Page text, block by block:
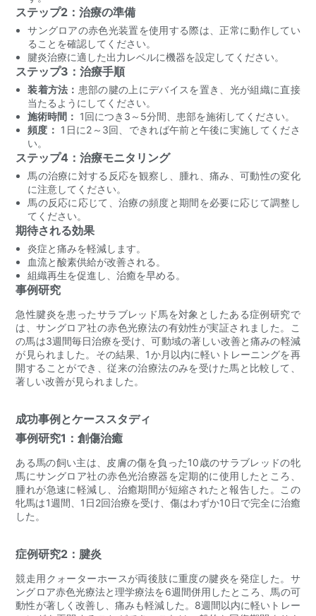
ステップ2：治療の準備
サングロアの赤色光装置を使用する際は、正常に動作してい
ることを確認してください。
腱炎治療に適した出力レベルに機器を設定してください。
ステップ3：治療手順
装着方法： 患部の腱の上にデバイスを置き、光が組織に直接
当たるようにしてください。
施術時間： 1回につき3～5分間、患部を施術してください。
頻度： 1日に2～3回、できれば午前と午後に実施してくださ
い。
ステップ4：治療モニタリング
馬の治療に対する反応を観察し、腫れ、痛み、可動性の変化
に注意してください。
馬の反応に応じて、治療の頻度と期間を必要に応じて調整し
てください。
期待される効果
炎症と痛みを軽減します。
血流と酸素供給が改善される。
組織再生を促進し、治癒を早める。
事例研究
急性腱炎を患ったサラブレッド馬を対象としたある症例研究で
は、サングロア社の赤色光療法の有効性が実証されました。こ
の馬は3週間毎日治療を受け、可動域の著しい改善と痛みの軽減
が見られました。その結果、1か月以内に軽いトレーニングを再
開することができ、従来の治療法のみを受けた馬と比較して、
著しい改善が見られました。
成功事例とケーススタディ
事例研究1：創傷治癒
ある馬の飼い主は、皮膚の傷を負った10歳のサラブレッドの牝
馬にサングロア社の赤色光治療器を定期的に使用したところ、
腫れが急速に軽減し、治癒期間が短縮されたと報告した。この
牝馬は1週間、1日2回治療を受け、傷はわずか10日で完全に治癒
した。
症例研究2：腱炎
競走用クォーターホースが両後肢に重度の腱炎を発症した。サ
ングロア赤色光療法と理学療法を6週間併用したところ、馬の可
動性が著しく改善し、痛みも軽減した。8週間以内に軽いトレー